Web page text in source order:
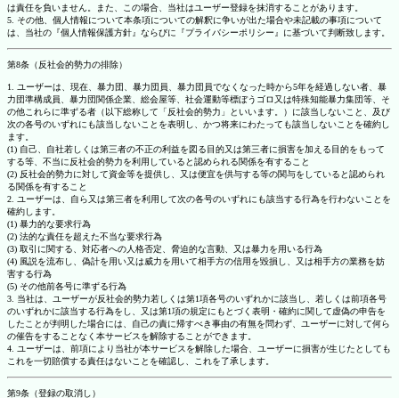
は責任を負いません。また、この場合、当社はユーザー登録を抹消することがあります。
5. その他、個人情報について本条項についての解釈に争いが出た場合や未記載の事項について
は、当社の『個人情報保護方針』ならびに『プライバシーポリシー』に基づいて判断致します。
第8条（反社会的勢力の排除）
1. ユーザーは、現在、暴力団、暴力団員、暴力団員でなくなった時から5年を経過しない者、暴
力団準構成員、暴力団関係企業、総会屋等、社会運動等標ぼうゴロ又は特殊知能暴力集団等、そ
の他これらに準ずる者（以下総称して「反社会的勢力」といいます。）に該当しないこと、及び
次の各号のいずれにも該当しないことを表明し、かつ将来にわたっても該当しないことを確約し
ます。
(1) 自己、自社若しくは第三者の不正の利益を図る目的又は第三者に損害を加える目的をもって
する等、不当に反社会的勢力を利用していると認められる関係を有すること
(2) 反社会的勢力に対して資金等を提供し、又は便宜を供与する等の関与をしていると認められ
る関係を有すること
2. ユーザーは、自ら又は第三者を利用して次の各号のいずれにも該当する行為を行わないことを
確約します。
(1) 暴力的な要求行為
(2) 法的な責任を超えた不当な要求行為
(3) 取引に関する、対応者への人格否定、脅迫的な言動、又は暴力を用いる行為
(4) 風説を流布し、偽計を用い又は威力を用いて相手方の信用を毀損し、又は相手方の業務を妨
害する行為
(5) その他前各号に準ずる行為
3. 当社は、ユーザーが反社会的勢力若しくは第1項各号のいずれかに該当し、若しくは前項各号
のいずれかに該当する行為をし、又は第1項の規定にもとづく表明・確約に関して虚偽の申告を
したことが判明した場合には、自己の責に帰すべき事由の有無を問わず、ユーザーに対して何ら
の催告をすることなく本サービスを解除することができます。
4. ユーザーは、前項により当社が本サービスを解除した場合、ユーザーに損害が生じたとしても
これを一切賠償する責任はないことを確認し、これを了承します。
第9条（登録の取消し）